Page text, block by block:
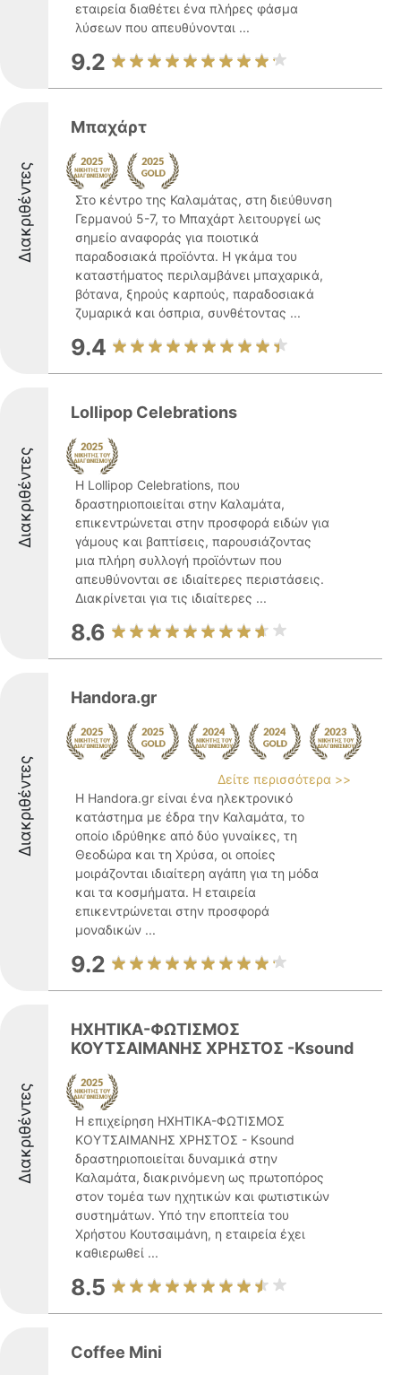
εταιρεία διαθέτει ένα πλήρες φάσμα
λύσεων που απευθύνονται ...
9.2
Διακριθέντες
Μπαχάρτ
Στο κέντρο της Καλαμάτας, στη διεύθυνση
Γερμανού 5-7, το Μπαχάρτ λειτουργεί ως
σημείο αναφοράς για ποιοτικά
παραδοσιακά προϊόντα. Η γκάμα του
καταστήματος περιλαμβάνει μπαχαρικά,
βότανα, ξηρούς καρπούς, παραδοσιακά
ζυμαρικά και όσπρια, συνθέτοντας ...
9.4
Διακριθέντες
Lollipop Celebrations
Η Lollipop Celebrations, που
δραστηριοποιείται στην Καλαμάτα,
επικεντρώνεται στην προσφορά ειδών για
γάμους και βαπτίσεις, παρουσιάζοντας
μια πλήρη συλλογή προϊόντων που
απευθύνονται σε ιδιαίτερες περιστάσεις.
Διακρίνεται για τις ιδιαίτερες ...
8.6
Διακριθέντες
Handora.gr
Δείτε περισσότερα >>
Η Handora.gr είναι ένα ηλεκτρονικό
κατάστημα με έδρα την Καλαμάτα, το
οποίο ιδρύθηκε από δύο γυναίκες, τη
Θεοδώρα και τη Χρύσα, οι οποίες
μοιράζονται ιδιαίτερη αγάπη για τη μόδα
και τα κοσμήματα. Η εταιρεία
επικεντρώνεται στην προσφορά
μοναδικών ...
9.2
Διακριθέντες
ΗΧΗΤΙΚΑ-ΦΩΤΙΣΜΟΣ
ΚΟΥΤΣΑΙΜΑΝΗΣ ΧΡΗΣΤΟΣ -Ksound
Η επιχείρηση ΗΧΗΤΙΚΑ-ΦΩΤΙΣΜΟΣ
ΚΟΥΤΣΑΙΜΑΝΗΣ ΧΡΗΣΤΟΣ - Ksound
δραστηριοποιείται δυναμικά στην
Καλαμάτα, διακρινόμενη ως πρωτοπόρος
στον τομέα των ηχητικών και φωτιστικών
συστημάτων. Υπό την εποπτεία του
Χρήστου Κουτσαιμάνη, η εταιρεία έχει
καθιερωθεί ...
8.5
Coffee Mini